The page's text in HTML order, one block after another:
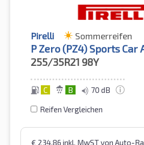
Pirelli Sommerreifen
P Zero (PZ4) Sports Car
255/35R21 98Y
C B 70 dB
Reifen Vergleichen
€ 234,86 inkl. MwSTvon Auto-